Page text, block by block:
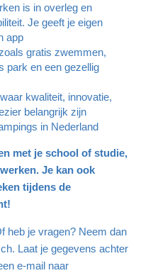
is in overleg en
Je geeft je eigen
app
gratis zwemmen,
park en een gezellig
kwaliteit, innovatie,
belangrijk zijn
in Nederland
met je school of studie,
Je kan ook
tijdens de
heb je vragen? Neem dan
Laat je gegevens achter
e-mail naar